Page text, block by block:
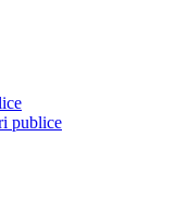
publice